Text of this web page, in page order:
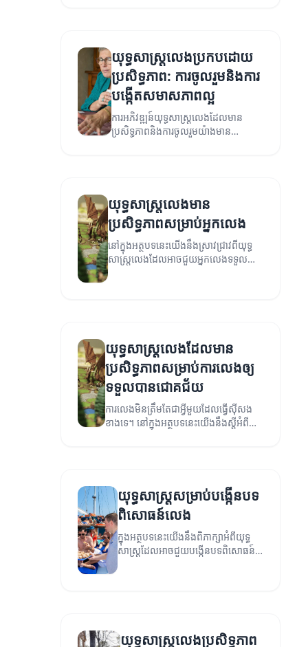
យុទ្ធសាស្ត្រលេងប្រកបដោយ
ប្រសិទ្ធភាព: ការចូលរួមនិងការ
បង្កើតសមាសភាពល្អ
ការអភិវឌ្ឍន៍យុទ្ធសាស្ត្រលេងដែលមាន
ប្រសិទ្ធភាពនិងការចូលរួមយ៉ាងមាន
យុទ្ធសាស្ត្រលេងមាន
ប្រសិទ្ធភាពសម្រាប់អ្នកលេង
នៅក្នុងអត្ថបទនេះយើងនឹងស្រាវជ្រាវពីយុទ្ធ
សាស្ត្រលេងដែលអាចជួយអ្នកលេងទទួលបាន
យុទ្ធសាស្ត្រលេងដែលមាន
ប្រសិទ្ធភាពសម្រាប់ការលេងឲ្យ
ទទួលបានជោគជ័យ
ការលេងមិនត្រឹមតែជាអ្វីមួយដែលធ្វើស៊ីសង
ខាងទេ។ នៅក្នុងអត្ថបទនេះយើងនឹងស្តីអំពីយុទ្ធ
យុទ្ធសាស្ត្រសម្រាប់បង្កើនបទ
ពិសោធន៍លេង
ក្នុងអត្ថបទនេះយើងនឹងពិភាក្សាអំពីយុទ្ធ
សាស្ត្រដែលអាចជួយបង្កើនបទពិសោធន៍
លេងរបស់អ្នក។
យុទ្ធសាស្ត្រលេងប្រសិទ្ធភាព